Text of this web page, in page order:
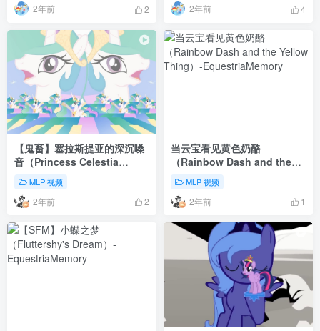
2年前 2 2年前 4
【鬼畜】塞拉斯提亚的深沉嗓
音（Princess Celestia
Being Deep ）
MLP 视频
2年前 2
当云宝看见黄色奶酪
（Rainbow Dash and the
Yellow Thing）
MLP 视频
2年前 1